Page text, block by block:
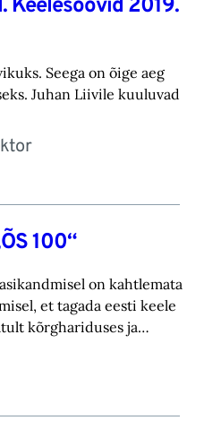
Keelesoovid 2019.
Seega on õige aeg
Juhan Liivile kuuluvad
100“
on kahtlemata
et tagada eesti keele
kõrghariduses ja…